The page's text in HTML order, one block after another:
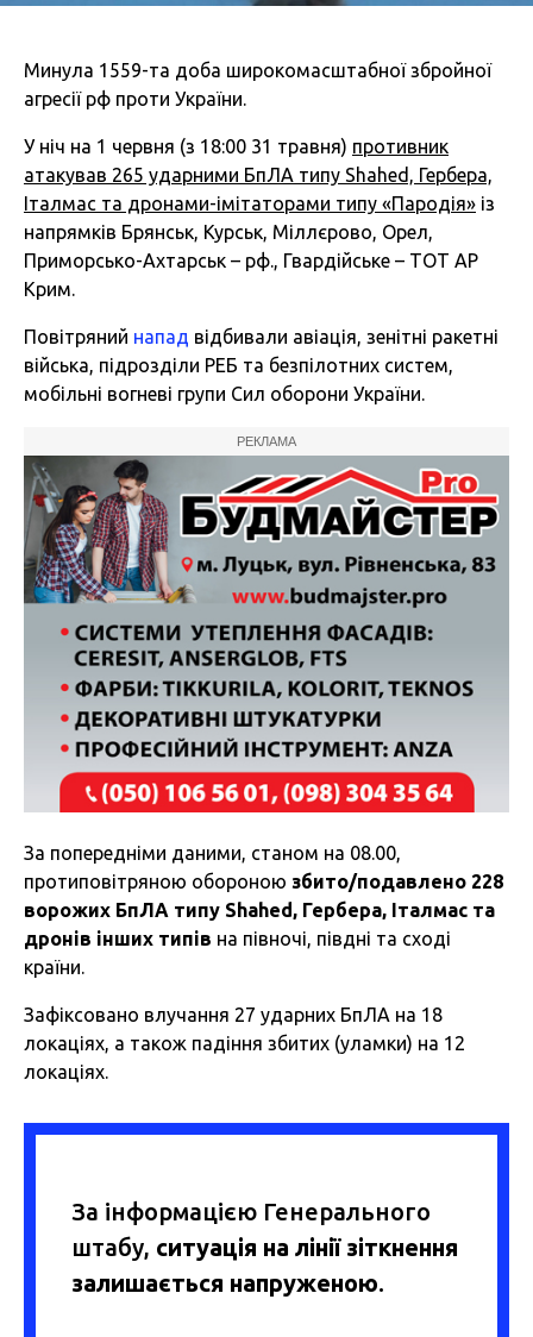
Минула 1559-та доба широкомасштабної збройної
агресії рф проти України.
У ніч на 1 червня (з 18:00 31 травня) противник
атакував 265 ударними БпЛА типу Shahed, Гербера,
Італмас та дронами-імітаторами типу «Пародія» із
напрямків Брянськ, Курськ, Міллєрово, Орел,
Приморсько-Ахтарськ – рф., Гвардійське – ТОТ АР
Крим.
Повітряний напад відбивали авіація, зенітні ракетні
війська, підрозділи РЕБ та безпілотних систем,
мобільні вогневі групи Сил оборони України.
РЕКЛАМА
За попередніми даними, станом на 08.00,
протиповітряною обороною збито/подавлено 228
ворожих БпЛА типу Shahed, Гербера, Італмас та
дронів інших типів на півночі, півдні та сході
країни.
Зафіксовано влучання 27 ударних БпЛА на 18
локаціях, а також падіння збитих (уламки) на 12
локаціях.
За інформацією Генерального
штабу, ситуація на лінії зіткнення
залишається напруженою.